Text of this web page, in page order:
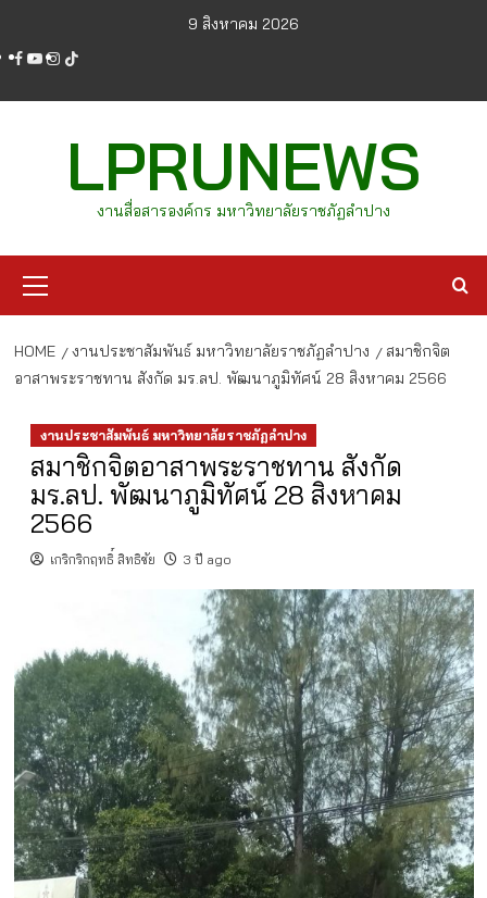
content
9 สิงหาคม 2026
facebook
youtube
instagram
tiktok
LPRUNEWS
งานสื่อสารองค์กร มหาวิทยาลัยราชภัฏลำปาง
Menu
HOME งานประชาสัมพันธ์ มหาวิทยาลัยราชภัฏลำปาง
สมาชิกจิต
อาสาพระราชทาน สังกัด มร.ลป. พัฒนาภูมิทัศน์ 28 สิงหาคม 2566
งานประชาสัมพันธ์ มหาวิทยาลัยราชภัฏลำปาง
สมาชิกจิตอาสาพระราชทาน สังกัด
มร.ลป. พัฒนาภูมิทัศน์ 28 สิงหาคม
2566
เกริกริกฤทธิ์ สิทธิชัย 3 ปี ago